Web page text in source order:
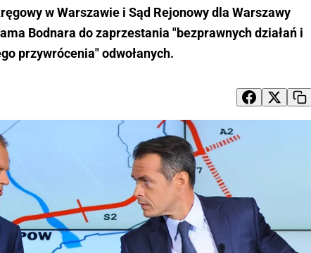
w Warszawie i Sąd Rejonowy dla Warszawy
Bodnara do zaprzestania "bezprawnych działań i
przywrócenia" odwołanych.